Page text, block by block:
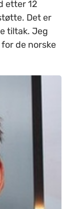
etter 12
Det er
tiltak. Jeg
de norske